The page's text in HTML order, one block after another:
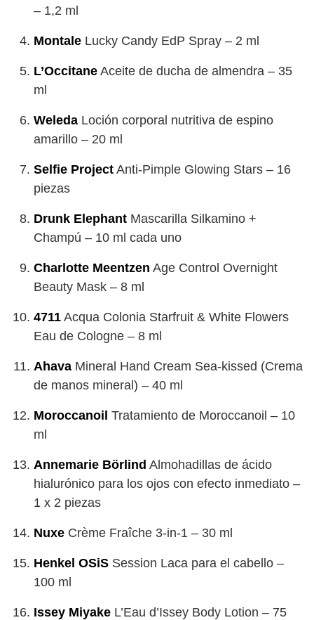
– 1,2 ml
Montale Lucky Candy EdP Spray – 2 ml
L’Occitane Aceite de ducha de almendra – 35
ml
Weleda Loción corporal nutritiva de espino
amarillo – 20 ml
Selfie Project Anti-Pimple Glowing Stars – 16
piezas
Drunk Elephant Mascarilla Silkamino +
Champú – 10 ml cada uno
Charlotte Meentzen Age Control Overnight
Beauty Mask – 8 ml
4711 Acqua Colonia Starfruit & White Flowers
Eau de Cologne – 8 ml
Ahava Mineral Hand Cream Sea-kissed (Crema
de manos mineral) – 40 ml
Moroccanoil Tratamiento de Moroccanoil – 10
ml
Annemarie Börlind Almohadillas de ácido
hialurónico para los ojos con efecto inmediato –
1 x 2 piezas
Nuxe Crème Fraîche 3-in-1 – 30 ml
Henkel OSiS Session Laca para el cabello –
100 ml
Issey Miyake L’Eau d’Issey Body Lotion – 75